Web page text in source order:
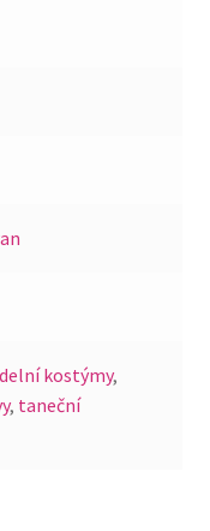
kostýmy,
, taneční